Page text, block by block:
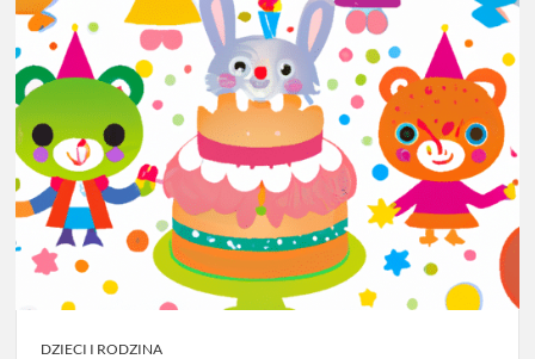
DZIECI I RODZINA